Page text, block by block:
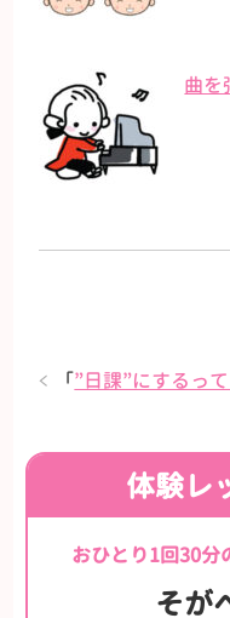
曲を
「”日課”にするって
体験レ
おひとり1回30
そが